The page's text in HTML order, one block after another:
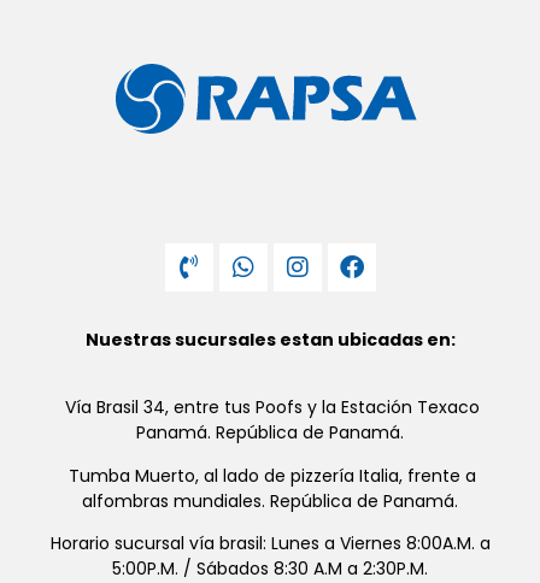
Nuestras sucursales estan ubicadas en:
Vía Brasil 34, entre tus Poofs y la Estación Texaco
Panamá. República de Panamá.
Tumba Muerto, al lado de pizzería Italia, frente a
alfombras mundiales. República de Panamá.
Horario sucursal vía brasil: Lunes a Viernes 8:00A.M. a
5:00P.M. / Sábados 8:30 A.M a 2:30P.M.